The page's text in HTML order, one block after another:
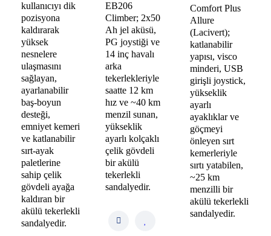
kullanıcıyı dik
pozisyona
kaldırarak
yüksek
nesnelere
ulaşmasını
sağlayan,
ayarlanabilir
baş-boyun
desteği,
emniyet kemeri
ve katlanabilir
sırt-ayak
paletlerine
sahip çelik
gövdeli ayağa
kaldıran bir
akülü tekerlekli
sandalyedir.
EB206
Climber; 2x50
Ah jel aküsü,
PG joystiği ve
14 inç havalı
arka
tekerlekleriyle
saatte 12 km
hız ve ~40 km
menzil sunan,
yükseklik
ayarlı kolçaklı
çelik gövdeli
bir akülü
tekerlekli
sandalyedir.
Comfort Plus
Allure
(Lacivert);
katlanabilir
yapısı, visco
minderi, USB
girişli joystick,
yükseklik
ayarlı
ayaklıklar ve
göçmeyi
önleyen sırt
kemerleriyle
sırtı yatabilen,
~25 km
menzilli bir
akülü tekerlekli
sandalyedir.